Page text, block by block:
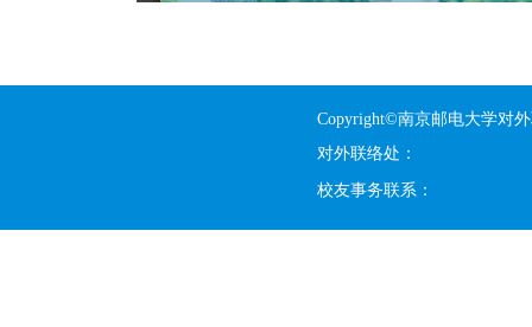
Copyright©南京邮电大学对
对外联络处：
校友事务联系：